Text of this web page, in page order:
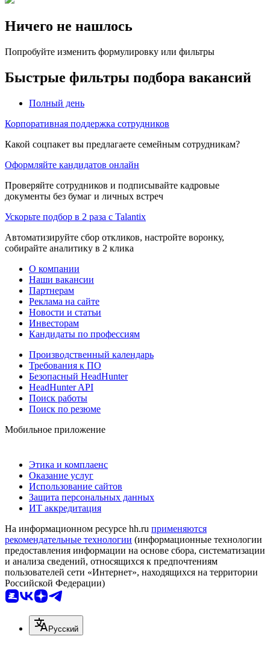
Ничего не нашлось
Попробуйте изменить формулировку или фильтры
Быстрые фильтры подбора вакансий
Полный день
Корпоративная поддержка сотрудников
Какой соцпакет вы предлагаете семейным сотрудникам?
Оформляйте кандидатов онлайн
Проверяйте сотрудников и подписывайте кадровые
документы без бумаг и личных встреч
Ускорьте подбор в 2 раза с Talantix
Автоматизируйте сбор откликов, настройте воронку,
собирайте аналитику в 2 клика
О компании
Наши вакансии
Партнерам
Реклама на сайте
Новости и статьи
Инвесторам
Кандидаты по профессиям
Производственный календарь
Требования к ПО
Безопасный HeadHunter
HeadHunter API
Поиск работы
Поиск по резюме
Мобильное приложение
Этика и комплаенс
Оказание услуг
Использование сайтов
Защита персональных данных
ИТ аккредитация
На информационном ресурсе hh.ru применяются
рекомендательные технологии (информационные технологии
предоставления информации на основе сбора, систематизации
и анализа сведений, относящихся к предпочтениям
пользователей сети «Интернет», находящихся на территории
Российской Федерации)
Русский